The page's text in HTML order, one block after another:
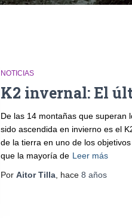
NOTICIAS
K2 invernal: El
De las 14 montañas que superan
sido ascendida en invierno es el
de la tierra en uno de los
que la mayoría de Leer más
Por Aitor Tilla, hace 8 años